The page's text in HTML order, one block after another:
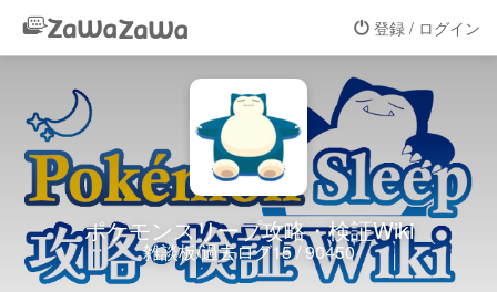
登録 / ログイン
ポケモンスリープ攻略・検証Wiki
雑談板/過去ログ15 / 90450